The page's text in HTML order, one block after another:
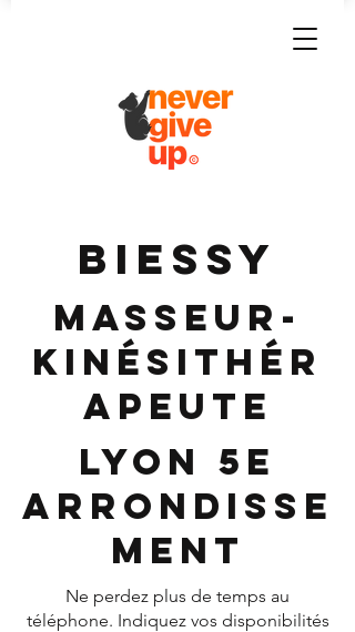
BIESSY
Masseur-
Kinésithér
apeute
Lyon 5e
Arrondisse
ment
Ne perdez plus de temps au
téléphone. Indiquez vos disponibilités